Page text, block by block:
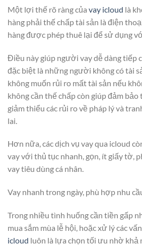
Một lợi thế rõ ràng của vay icloud là
hàng phải thế chấp tài sản là điện
hàng được phép thuê lại để sử dụng
Điều này giúp người vay dễ dàng tiếp
đặc biệt là những người không có tài
không muốn rủi ro mất tài sản nếu
không cần thế chấp còn giúp đảm bảo
giảm thiểu các rủi ro về pháp lý và
lai.
Hơn nữa, các dịch vụ vay qua icloud
vay với thủ tục nhanh, gọn, ít giấy tờ,
vay tiêu dùng cá nhân.
Vay nhanh trong ngày, phù hợp nhu
Trong nhiều tình huống cần tiền gấp
mua sắm mùa lễ hội, hoặc xử lý các
icloud luôn là lựa chọn tối ưu nhờ khả